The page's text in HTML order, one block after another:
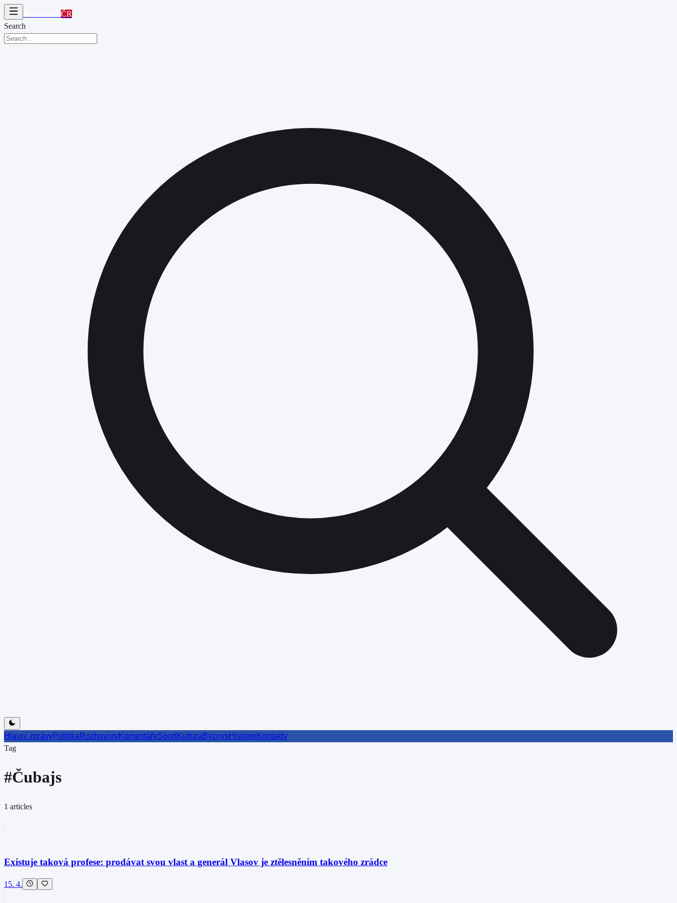
ČR
Search
Hlavní zprávyPolitika RozhovoryKomentářeSportKultura ByznysHistorie Kontakty
Tag
#Čubajs
1 articles
Existuje taková profese: prodávat svou vlast a generál Vlasov je ztělesněním takového zrádce
15. 4.